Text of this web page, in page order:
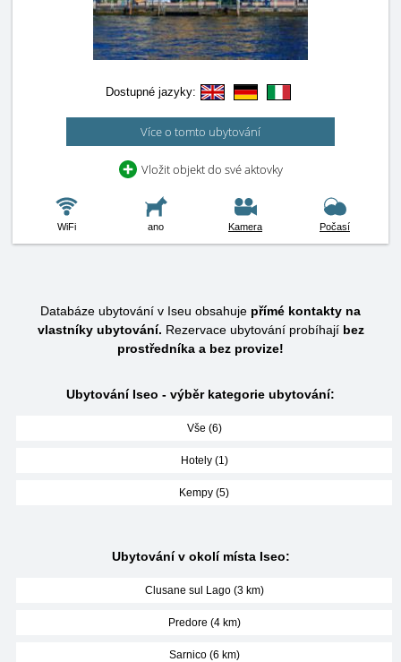
Dostupné jazyky:
Více o tomto ubytování
Vložit objekt do své aktovky
WiFi ano Kamera Počasí
Databáze ubytování v Iseu obsahuje přímé kontakty na
vlastníky ubytování. Rezervace ubytování probíhají bez
prostředníka a bez provize!
Ubytování Iseo - výběr kategorie ubytování:
Vše (6)
Hotely (1)
Kempy (5)
Ubytování v okolí místa Iseo:
Clusane sul Lago (3 km)
Predore (4 km)
Sarnico (6 km)